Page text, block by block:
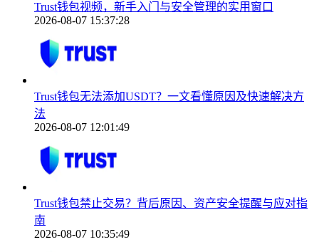
Trust钱包视频，新手入门与安全管理的实用窗口
2026-08-07 15:37:28
Trust钱包无法添加USDT？一文看懂原因及快速解决方
法
2026-08-07 12:01:49
Trust钱包禁止交易？背后原因、资产安全提醒与应对指
南
2026-08-07 10:35:49